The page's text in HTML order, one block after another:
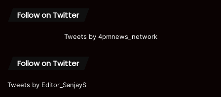
Follow on Twitter
Tweets by 4pmnews_network
Follow on Twitter
Tweets by Editor_SanjayS